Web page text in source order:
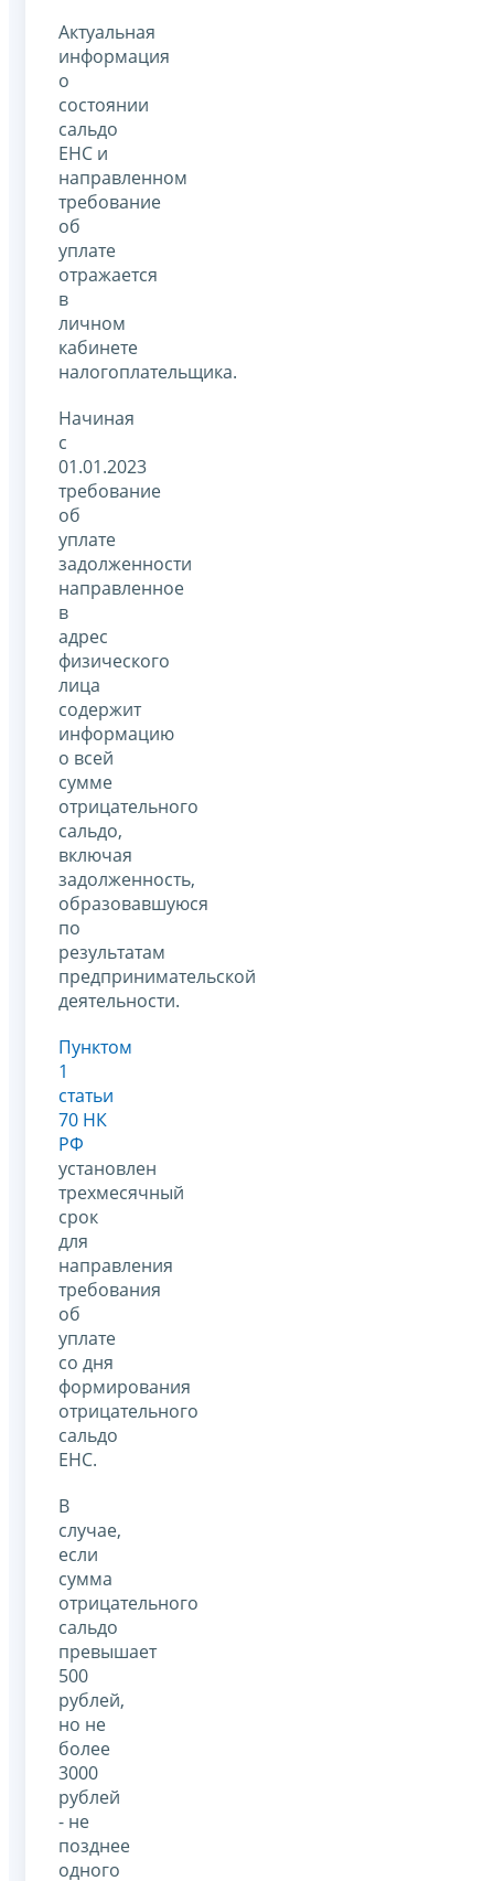
Актуальная
информация
о
состоянии
сальдо
ЕНС и
направленном
требование
об
уплате
отражается
в
личном
кабинете
налогоплательщика.
Начиная
с
01.01.2023
требование
об
уплате
задолженности
направленное
в
адрес
физического
лица
содержит
информацию
о всей
сумме
отрицательного
сальдо,
включая
задолженность,
образовавшуюся
по
результатам
предпринимательской
деятельности.
Пунктом
1
статьи
70 НК
РФ
установлен
трехмесячный
срок
для
направления
требования
об
уплате
со дня
формирования
отрицательного
сальдо
ЕНС.
В
случае,
если
сумма
отрицательного
сальдо
превышает
500
рублей,
но не
более
3000
рублей
- не
позднее
одного